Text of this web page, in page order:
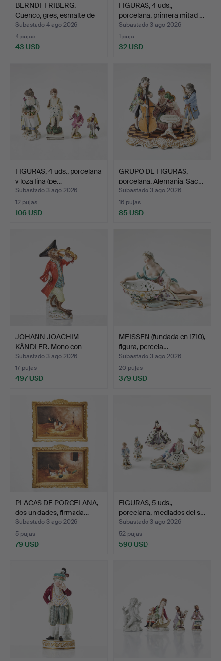
BERNDT FRIBERG.
Cuenco, gres, esmalte de
p…
Subastado 4 ago 2026
4 pujas
43 USD
FIGURAS, 4 uds.,
porcelana, primera mitad …
Subastado 3 ago 2026
1 puja
32 USD
FIGURAS, 4 uds., porcelana
y loza fina (pe…
Subastado 3 ago 2026
12 pujas
106 USD
GRUPO DE FIGURAS,
porcelana, Alemania, Säc…
Subastado 3 ago 2026
16 pujas
85 USD
JOHANN JOACHIM
KÄNDLER. Mono con
trompa, d…
Subastado 3 ago 2026
17 pujas
497 USD
MEISSEN (fundada en 1710),
figura, porcela…
Subastado 3 ago 2026
20 pujas
379 USD
PLACAS DE PORCELANA,
dos unidades, firmada…
Subastado 3 ago 2026
5 pujas
79 USD
FIGURAS, 5 uds.,
porcelana, mediados del s…
Subastado 3 ago 2026
52 pujas
590 USD